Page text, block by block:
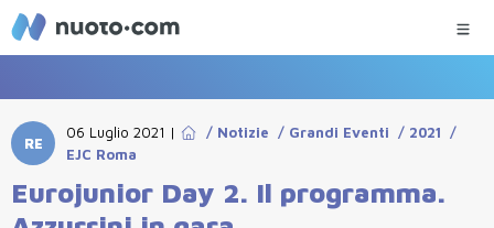
RE
06 Luglio 2021 | / Notizie / Grandi Eventi / 2021 /
EJC Roma
Eurojunior Day 2. Il programma.